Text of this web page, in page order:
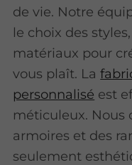
de vie. Notre
le choix des
matériaux pour
vous plaît. La
personnalisé est
méticuleux. Nous
armoires et des
seulement